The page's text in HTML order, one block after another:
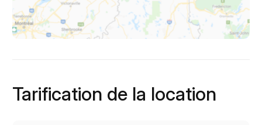
Tarification de la location